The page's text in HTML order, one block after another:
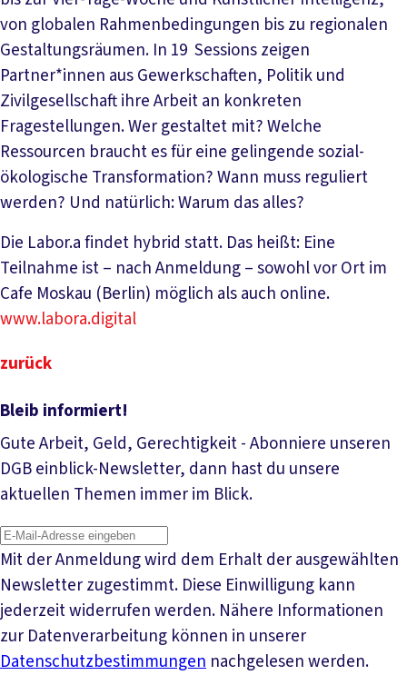
von globalen Rahmenbedingungen bis zu regionalen
Gestaltungsräumen. In 19 Sessions zeigen
Partner*innen aus Gewerkschaften, Politik und
Zivilgesellschaft ihre Arbeit an konkreten
Fragestellungen. Wer gestaltet mit? Welche
Ressourcen braucht es für eine gelingende sozial-
ökologische Transformation? Wann muss reguliert
werden? Und natürlich: Warum das alles?
Die Labor.a findet hybrid statt. Das heißt: Eine
Teilnahme ist – nach Anmeldung – sowohl vor Ort im
Cafe Moskau (Berlin) möglich als auch online.
www.labora.digital
zurück
Bleib informiert!
Gute Arbeit, Geld, Gerechtigkeit - Abonniere unseren
DGB einblick-Newsletter, dann hast du unsere
aktuellen Themen immer im Blick.
Mit der Anmeldung wird dem Erhalt der ausgewählten
Newsletter zugestimmt. Diese Einwilligung kann
jederzeit widerrufen werden. Nähere Informationen
zur Datenverarbeitung können in unserer
Datenschutzbestimmungen nachgelesen werden.